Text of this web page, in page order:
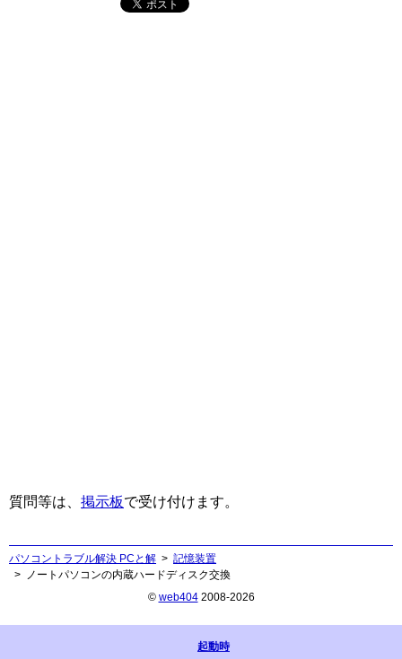
質問等は、 掲示板で受け付けます。
パソコントラブル解決 PCと解
記憶装置
ノートパソコンの内蔵ハードディスク交換
© web4042008-2026
起動時